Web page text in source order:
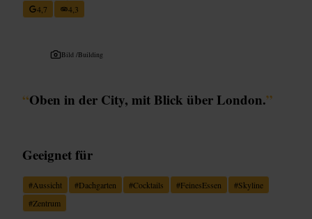
4,7
4,3
Bild /Building
“Oben in der City, mit Blick über London.”
Geeignet für
#Aussicht #Dachgarten #Cocktails #FeinesEssen #Skyline
#Zentrum